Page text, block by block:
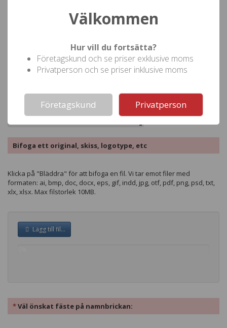
Bifoga ett original, skiss, logotype, etc
Klicka på "Bläddra" för att bifoga en fil. Vi tar emot filer med
formaten: ai, bmp, doc, docx, eps, gif, indd, jpg, otf, pdf, png, psd, txt,
xlx, xlsx. Max filstorlek 10MB.
Lägg till fil...
*Väl önskat fäste på namnbrickan:
Välkommen
Hur vill du fortsätta?
Företagskund och se priser exklusive moms
Privatperson och se priser inklusive moms
Företagskund Privatperson